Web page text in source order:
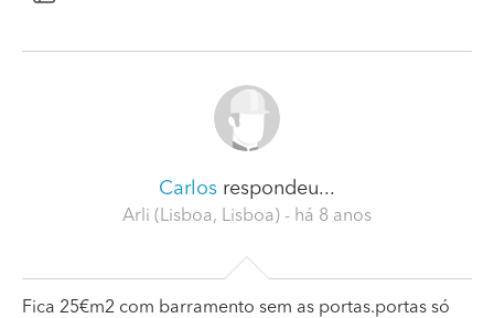
Carlos respondeu...
Arli (Lisboa, Lisboa) - há 8 anos
Fica 25€m2 com barramento sem as portas.portas só